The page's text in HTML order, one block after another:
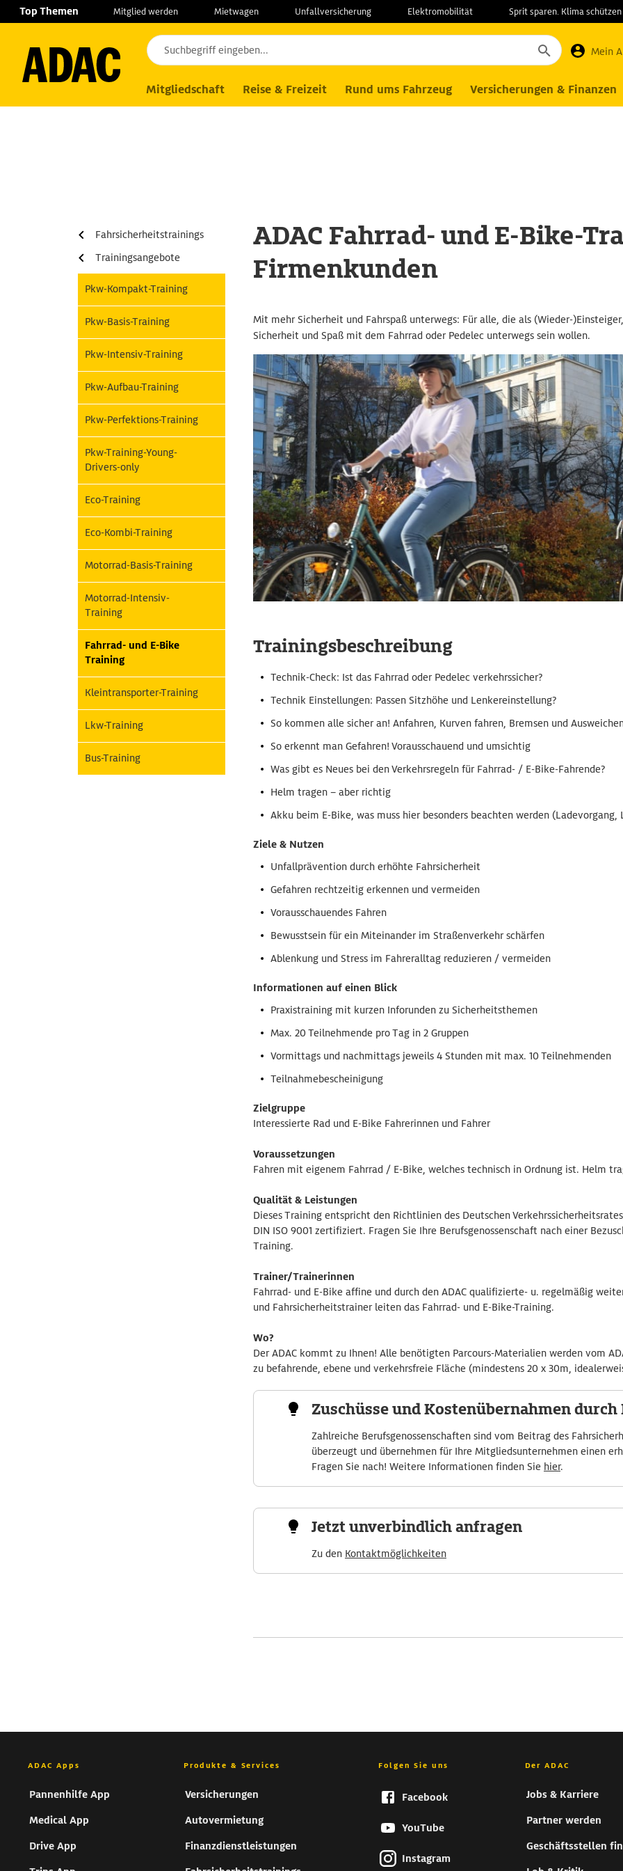
NavigationSucheSeiteninhaltFußzeile
Top Themen Mitglied werden Mietwagen Unfallversicherung Elektromobilität Sprit sparen. Klima schützen
Mein
Mitgliedschaft Reise & Freizeit Rund ums Fahrzeug Versicherungen & Finanzen
Services Fahrsicherheitstrainings Firmenkunden Trainingsangebote
Fahrsicherheitstrainings
Trainingsangebote
Pkw-Kompakt-Training
Pkw-Basis-Training
Pkw-Intensiv-Training
Pkw-Aufbau-Training
Pkw-Perfektions-Training
Pkw-Training-Young-
Drivers-only
Eco-Training
Eco-Kombi-Training
Motorrad-Basis-Training
Motorrad-Intensiv-
Training
Fahrrad- und E-Bike
Training
Kleintransporter-Training
Lkw-Training
Bus-Training
ADAC Fahrrad- und E-Bike-
Firmenkunden
Mit mehr Sicherheit und Fahrspaß unterwegs: Für alle, die als (Wieder-
Sicherheit und Spaß mit dem Fahrrad oder Pedelec unterwegs sein wollen.
Trainingsbeschreibung
Technik-Check: Ist das Fahrrad oder Pedelec verkehrssicher?
Technik Einstellungen: Passen Sitzhöhe und Lenkereinstellung?
So kommen alle sicher an! Anfahren, Kurven fahren, Bremsen und
So erkennt man Gefahren! Vorausschauend und umsichtig
Was gibt es Neues bei den Verkehrsregeln für Fahrrad- / E-Bike-Fahrende?
Helm tragen – aber richtig
Akku beim E-Bike, was muss hier besonders beachten werden (Ladevorgang,
Ziele & Nutzen
Unfallprävention durch erhöhte Fahrsicherheit
Gefahren rechtzeitig erkennen und vermeiden
Vorausschauendes Fahren
Bewusstsein für ein Miteinander im Straßenverkehr schärfen
Ablenkung und Stress im Fahreralltag reduzieren / vermeiden
Informationen auf einen Blick
Praxistraining mit kurzen Inforunden zu Sicherheitsthemen
Max. 20 Teilnehmende pro Tag in 2 Gruppen
Vormittags und nachmittags jeweils 4 Stunden mit max. 10 Teilnehmenden
Teilnahmebescheinigung
Zielgruppe
Interessierte Rad und E-Bike Fahrerinnen und Fahrer
Voraussetzungen
Fahren mit eigenem Fahrrad / E-Bike, welches technisch in Ordnung ist. Helm
Qualität & Leistungen
Dieses Training entspricht den Richtlinien des Deutschen
DIN ISO 9001 zertifiziert. Fragen Sie Ihre Berufsgenossenschaft nach einer
Training.
Trainer/Trainerinnen
Fahrrad- und E-Bike affine und durch den ADAC qualifizierte- u. regelmäßig
und Fahrsicherheitstrainer leiten das Fahrrad- und E-Bike-Training.
Wo?
Der ADAC kommt zu Ihnen! Alle benötigten Parcours-Materialien werden vom
zu befahrende, ebene und verkehrsfreie Fläche (mindestens 20 x 30m,
Zuschüsse und Kostenübernahmen
Zahlreiche Berufsgenossenschaften sind vom Beitrag des
überzeugt und übernehmen für Ihre Mitgliedsunternehmen einen
Fragen Sie nach! Weitere Informationen finden Sie hier.
Jetzt unverbindlich anfragen
Zu den Kontaktmöglichkeiten
ADAC Apps
Pannenhilfe App
Medical App
Drive App
Produkte & Services
Versicherungen
Autovermietung
Finanzdienstleistungen
Folgen Sie uns
Facebook
YouTube
Instagram
Der ADAC
Jobs & Karriere
Partner werden
Geschäftsstellen